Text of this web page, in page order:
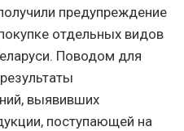
предупреждение
отдельных видов
Поводом для
выявивших
поступающей на